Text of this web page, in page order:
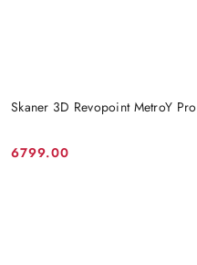
Skaner 3D Revopoint MetroY Pro
Cena:
6799.00